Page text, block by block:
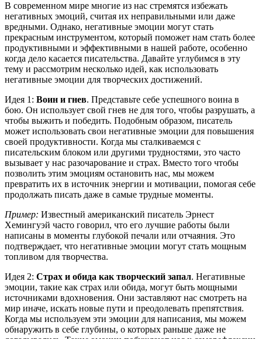
В современном мире многие из нас стремятся избежать
негативных эмоций, считая их неправильными или даже
вредными. Однако, негативные эмоции могут стать
прекрасным инструментом, который поможет нам стать более
продуктивными и эффективными в нашей работе, особенно
когда дело касается писательства. Давайте углубимся в эту
тему и рассмотрим несколько идей, как использовать
негативные эмоции для творческих достижений.
Идея 1: Воин и гнев. Представьте себе успешного воина в
бою. Он использует свой гнев не для того, чтобы разрушать, а
чтобы выжить и победить. Подобным образом, писатель
может использовать свои негативные эмоции для повышения
своей продуктивности. Когда мы сталкиваемся с
писательским блоком или другими трудностями, это часто
вызывает у нас разочарование и страх. Вместо того чтобы
позволить этим эмоциям остановить нас, мы можем
превратить их в источник энергии и мотивации, помогая себе
продолжать писать даже в самые трудные моменты.
Пример: Известный американский писатель Эрнест
Хемингуэй часто говорил, что его лучшие работы были
написаны в моменты глубокой печали или отчаяния. Это
подтверждает, что негативные эмоции могут стать мощным
топливом для творчества.
Идея 2: Страх и обида как творческий запал. Негативные
эмоции, такие как страх или обида, могут быть мощными
источниками вдохновения. Они заставляют нас смотреть на
мир иначе, искать новые пути и преодолевать препятствия.
Когда мы используем эти эмоции для написания, мы можем
обнаружить в себе глубины, о которых раньше даже не